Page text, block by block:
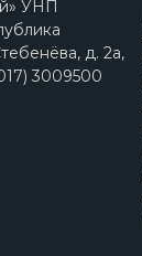
УНП
д. 2a,
3009500